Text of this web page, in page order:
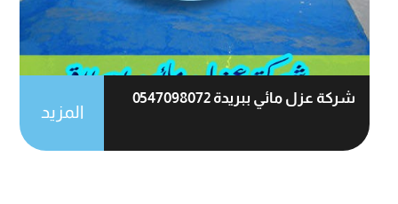
شركة عزل مائي ببريدة 0547098072
المزيد